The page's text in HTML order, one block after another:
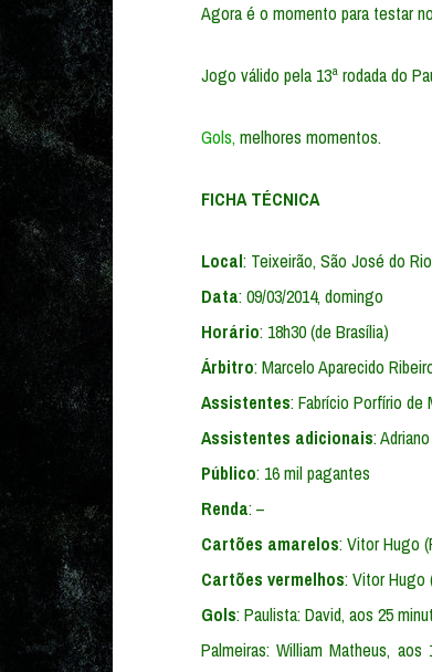
Agora é o momento para testar
Jogo válido pela 13ª rodada do
Gols, melhores momentos.
FICHA TÉCNICA
Local: Teixeirão, São José do
Data: 09/03/2014, domingo
Horário: 18h30 (de Brasília)
Árbitro: Marcelo Aparecido
Assistentes: Fabrício Porfírio de
Assistentes adicionais:
Público: 16 mil pagantes
Renda: –
Cartões amarelos: Vitor Hugo
Cartões vermelhos: Vitor Hugo
Gols: Paulista: David, aos 25
Palmeiras: William Matheus,